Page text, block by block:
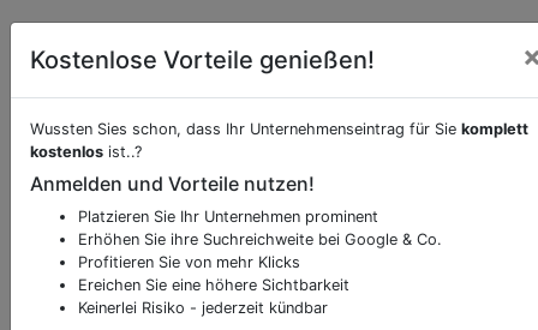
Sie möchten eine Beschreibung, Dienstleistung
oder andere relevante Informationen hinzufügen?
Klicken Sie bitte hierum uns zu kontaktieren.
Kostenlose Vorteile genießen!
Wussten Sies schon, dass Ihr Unternehmenseintrag für Sie komplett
kostenlos ist..?
Anmelden und Vorteile nutzen!
Platzieren Sie Ihr Unternehmen prominent
Erhöhen Sie ihre Suchreichweite bei Google & Co.
Profitieren Sie von mehr Klicks
Ereichen Sie eine höhere Sichtbarkeit
Keinerlei Risiko - jederzeit kündbar